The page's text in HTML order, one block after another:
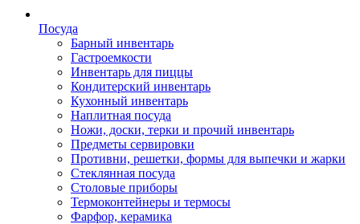
Посуда
Барный инвентарь
Гастроемкости
Инвентарь для пиццы
Кондитерский инвентарь
Кухонный инвентарь
Наплитная посуда
Ножи, доски, терки и прочий инвентарь
Предметы сервировки
Противни, решетки, формы для выпечки и жарки
Стеклянная посуда
Столовые приборы
Термоконтейнеры и термосы
Фарфор, керамика